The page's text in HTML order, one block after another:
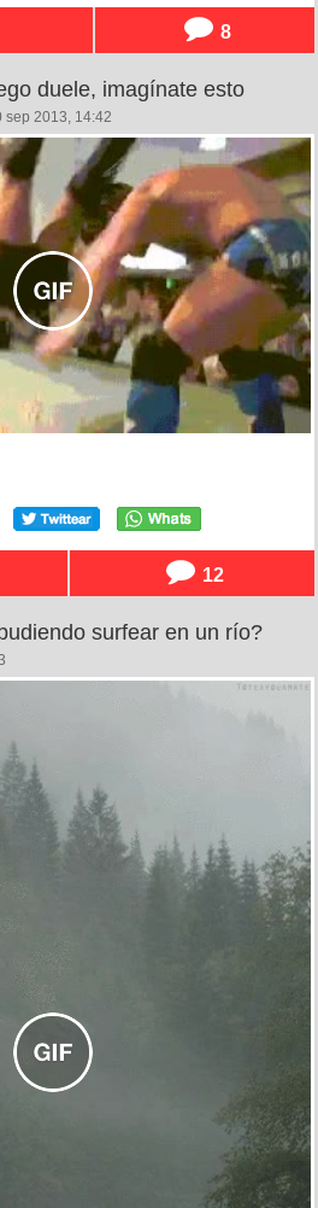
8
duele, imagínate esto
sep 2013, 14:42
12
surfear en un río?